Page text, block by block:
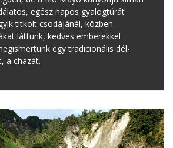
egész napos gyalogtúrát
titkolt csodájánál, közben
láttunk, kedves emberekkel
egy tradicionális dél-
a chazát.